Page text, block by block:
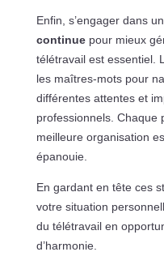
Enfin, s’engager dans
continuepour mieux
télétravail est essentiel.
les maîtres-mots pour
différentes attentes et
professionnels. Chaque
meilleure organisation
épanouie.
En gardant en tête ces
votre situation
du télétravail en
d’harmonie.